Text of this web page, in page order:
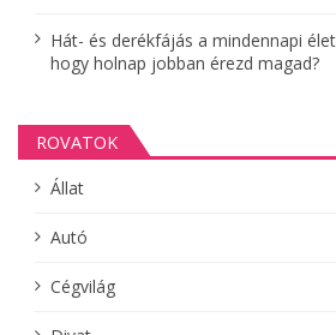
Hát- és derékfájás a mindennapi
hogy holnap jobban érezd magad?
ROVATOK
Állat
Autó
Cégvilág